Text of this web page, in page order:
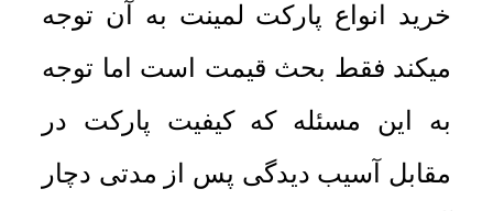
خرید انواع پارکت لمینت به آن توجه
میکند فقط بحث قیمت است اما توجه
به این مسئله که کیفیت پارکت در
مقابل آسیب دیدگی پس از مدتی دچار